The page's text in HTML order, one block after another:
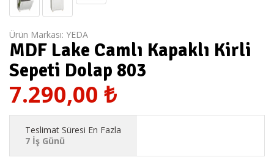
Ürün Markası: YEDA
MDF Lake Camlı Kapaklı Kirli
Sepeti Dolap 803
7.290,00 ₺
Teslimat Süresi En Fazla
7 İş Günü